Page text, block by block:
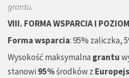
grantu.
VIII. FORMA WSPARCIA I
Forma wsparcia: 95% zaliczka,
Wysokość maksymalna grantu
stanowi 95%środków z